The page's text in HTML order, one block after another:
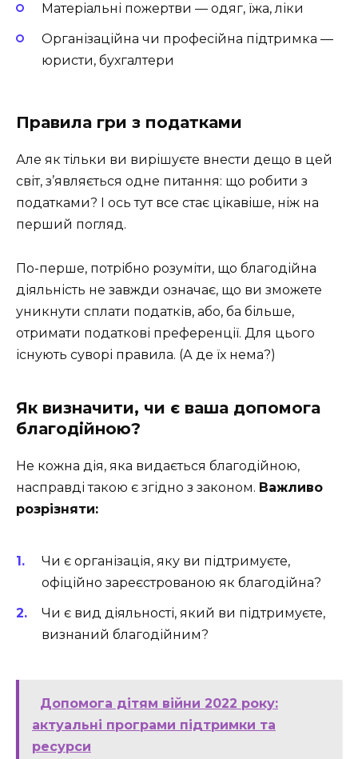
Матеріальні пожертви — одяг, їжа, ліки
Організаційна чи професійна підтримка —
юристи, бухгалтери
Правила гри з податками
Але як тільки ви вирішуєте внести дещо в цей
світ, з’являється одне питання: що робити з
податками? І ось тут все стає цікавіше, ніж на
перший погляд.
По-перше, потрібно розуміти, що благодійна
діяльність не завжди означає, що ви зможете
уникнути сплати податків, або, ба більше,
отримати податкові преференції. Для цього
існують суворі правила. (А де їх нема?)
Як визначити, чи є ваша допомога
благодійною?
Не кожна дія, яка видається благодійною,
насправді такою є згідно з законом. Важливо
розрізняти:
Чи є організація, яку ви підтримуєте,
офіційно зареєстрованою як благодійна?
Чи є вид діяльності, який ви підтримуєте,
визнаний благодійним?
Допомога дітям війни 2022 року:
актуальні програми підтримки та
ресурси